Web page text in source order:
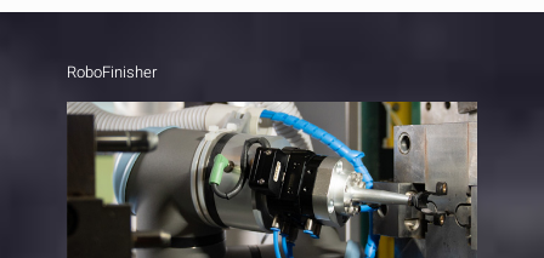
RoboFinisher